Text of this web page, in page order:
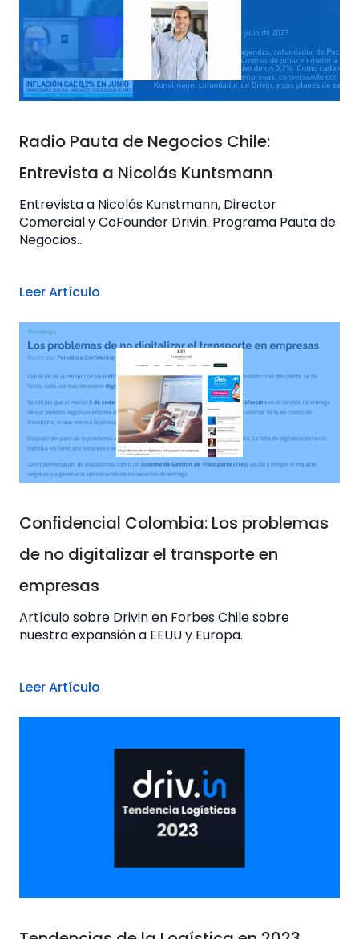
Radio Pauta de Negocios Chile:
Entrevista a Nicolás Kuntsmann
Entrevista a Nicolás Kunstmann, Director
Comercial y CoFounder Drivin. Programa Pauta de
Negocios...
Leer Artículo
Confidencial Colombia: Los problemas
de no digitalizar el transporte en
empresas
Artículo sobre Drivin en Forbes Chile sobre
nuestra expansión a EEUU y Europa.
Leer Artículo